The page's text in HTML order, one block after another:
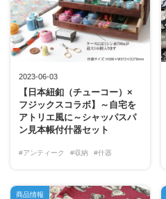
2023-06-03
【日本紐釦（チューコー）×
フジックスコラボ】～自宅を
アトリエ風に～シャッパスパ
ン見本帳付什器セット
#アンティーク #収納 #什器
商品情報